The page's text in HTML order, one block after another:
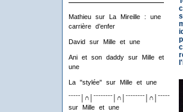
Mathieusur
La Mireille : une
carrière d’enfer
David sur Mille et une
Ani et son daddysur
Mille et
une
La "stylée"sur Mille et une
sur
Mille et une